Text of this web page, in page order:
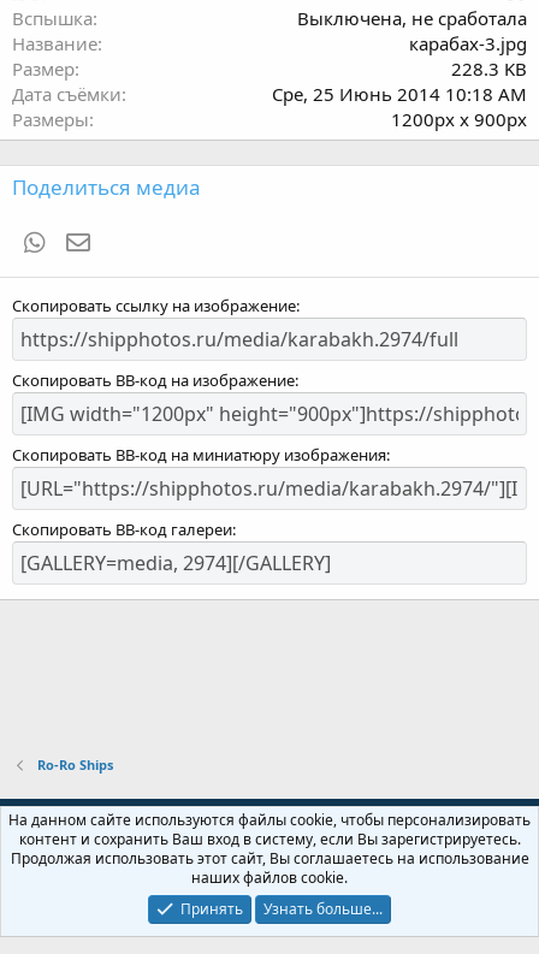
Вспышка
Выключена, не сработала
Название
карабах-3.jpg
Размер
228.3 KB
Дата съёмки
Сре, 25 Июнь 2014 10:18 AM
Размеры
1200px x 900px
Поделиться медиа
WhatsApp
Скопировать ссылку на изображение
Скопировать BB-код на изображение
Скопировать BB-код на миниатюру изображения
Скопировать BB-код галереи
Ro-Ro Ships
Russian (RU)
Обратная связь
Условия и правила
Политика конфиденциальности
Помощь
XenForo.Info
На данном сайте используются файлы cookie, чтобы персонализировать
контент и сохранить Ваш вход в систему, если Вы зарегистрируетесь.
Продолжая использовать этот сайт, Вы соглашаетесь на использование
наших файлов cookie.
Принять
Узнать больше...